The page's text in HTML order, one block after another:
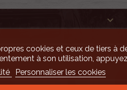


cookies et ceux de tiers à
à son utilisation,
Personnaliser les cookies